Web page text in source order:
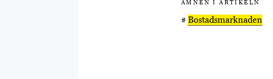
ÄMNEN I ARTIKELN
# Bostadsmarknaden